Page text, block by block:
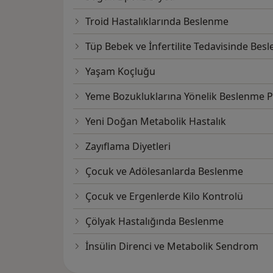
Troid Hastalıklarında Beslenme
Tüp Bebek ve İnfertilite Tedavisinde
Yaşam Koçluğu
Yeme Bozukluklarına Yönelik Beslenme
Yeni Doğan Metabolik Hastalık
Zayıflama Diyetleri
Çocuk ve Adölesanlarda Beslenme
Çocuk ve Ergenlerde Kilo Kontrolü
Çölyak Hastalığında Beslenme
İnsülin Direnci ve Metabolik Sendrom